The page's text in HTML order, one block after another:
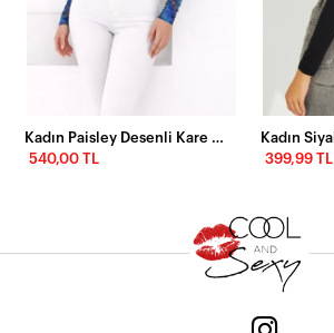
Kadın Paisley Desenli Kare Yaka Bluz
540,00 TL
399,99 TL